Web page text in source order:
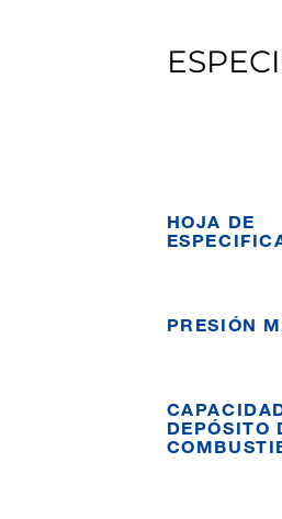
HOJA DE
PRESIÓN
DEPÓSITO